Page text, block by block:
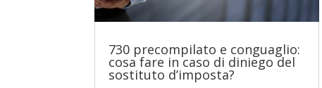
730 precompilato e conguaglio:
cosa fare in caso di diniego del
sostituto d’imposta?